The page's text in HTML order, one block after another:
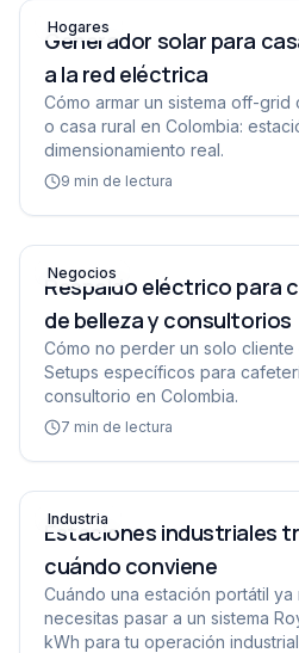
Generador solar para casa
Hogares
Generador solar para
a la red eléctrica
Cómo armar un sistema off-
o casa rural en Colombia:
dimensionamiento real.
9 min de lectura
Respaldo eléctrico para
Negocios
Respaldo eléctrico para
de belleza y consultorios
Cómo no perder un solo cliente
Setups específicos para
consultorio en Colombia.
7 min de lectura
Estaciones industriales
Industria
Estaciones industriales
cuándo conviene
Cuándo una estación portátil
necesitas pasar a un sistema
kWh para tu operación